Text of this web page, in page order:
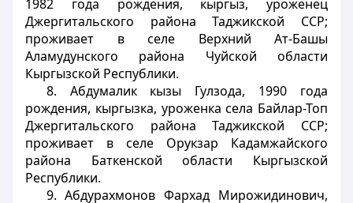
1982 года рождения, кыргыз, уроженец
Джергитальского района Таджикской ССР;
проживает в селе Верхний Ат-Башы
Аламудунского района Чуйской области
Кыргызской Республики.
8. Абдумалик кызы Гулзода, 1990 года
рождения, кыргызка, уроженка села Байлар-Топ
Джергитальского района Таджикской ССР;
проживает в селе Орукзар Кадамжайского
района Баткенской области Кыргызской
Республики.
9. Абдурахмонов Фархад Мирожидинович,